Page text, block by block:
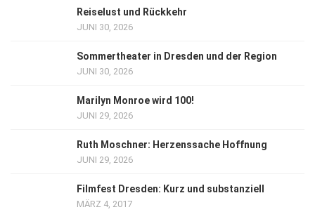
Reiselust und Rückkehr
JUNI 30, 2026
Sommertheater in Dresden und der Region
JUNI 30, 2026
Marilyn Monroe wird 100!
JUNI 29, 2026
Ruth Moschner: Herzenssache Hoffnung
JUNI 29, 2026
Filmfest Dresden: Kurz und substanziell
MÄRZ 4, 2017